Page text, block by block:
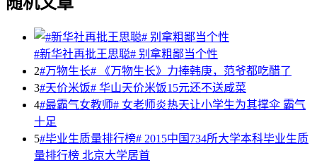
#新华社再批王思聪# 别拿粗鄙当个性
2#万物生长# 《万物生长》力捧韩庚，范爷都吃醋了
3#天价米饭# 华山天价米饭15元还不送咸菜
4#最霸气女教师# 女老师炎热天让小学生为其撑伞 霸气
十足
5#毕业生质量排行榜# 2015中国734所大学本科毕业生质
量排行榜 北京大学居首